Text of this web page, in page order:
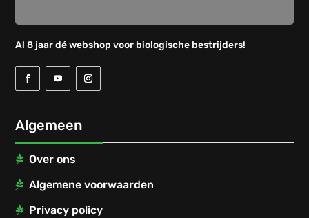
Al 8 jaar dé webshop voor biologische bestrijders!
Algemeen
Over ons
Algemene voorwaarden
Privacy policy